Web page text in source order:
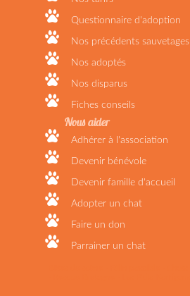
Questionnaire d'adoption
Nos précédents sauvetages
Nos adoptés
Nos disparus
Fiches conseils
Nous aider
Adhérer à l'association
Devenir bénévole
Devenir famille d'accueil
Adopter un chat
Faire un don
Parrainer un chat